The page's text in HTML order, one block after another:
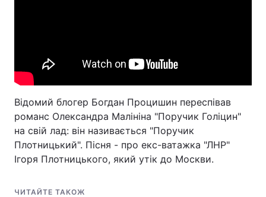
Відомий блогер Богдан Процишин переспівав
романс Олександра Малініна "Поручик Голіцин"
на свій лад: він називається "Поручик
Плотницький". Пісня - про екс-ватажка "ЛНР"
Ігоря Плотницького, який утік до Москви.
ЧИТАЙТЕ ТАКОЖ